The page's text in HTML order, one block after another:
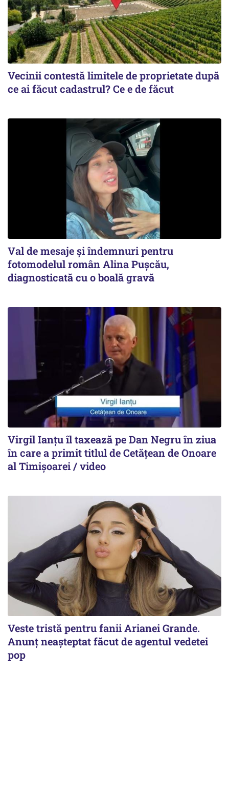
Vecinii contestă limitele de proprietate după
ce ai făcut cadastrul? Ce e de făcut
Val de mesaje și îndemnuri pentru
fotomodelul român Alina Pușcău,
diagnosticată cu o boală gravă
Virgil Ianțu îl taxează pe Dan Negru în ziua
în care a primit titlul de Cetățean de Onoare
al Timișoarei / video
Veste tristă pentru fanii Arianei Grande.
Anunț neașteptat făcut de agentul vedetei
pop